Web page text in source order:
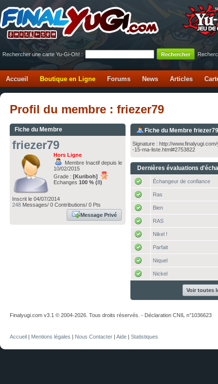
Rechercher une carte Yu-Gi-Oh! :
Accueil Boutique en Ligne Forums News Articles
Profil du membre : friezer79
Fiche du Membre
friezer79
Hors Ligne
Membre Inactif depuis le
10/02/2015
Grade : [Kuriboh]
Echanges 100 % (8)
Inscrit le 04/07/2014
248 Messages/ 0 Contributions/ 0 Pts
Message Privé
Fiche du Membre
Signature : http://
-15-ma-liste.html#2753822
Dernières évaluations
Échangeur de confiance
Ras
Bien
RAS
Nikel !
Parfait
Niquel
Nickel
Voir toutes
Finalyugi.com v3.1 © 2004-2026. Tous droits réservés. - Déclaration CNIL n°1036623
Accueil | Mentions légales | Nous Contacter | Aide | Statistiques